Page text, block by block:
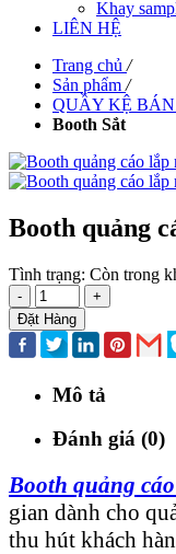
Khay
LIÊN HỆ
Trang chủ /
Sản phẩm /
QUẦY KỆ
Booth Sắt
Booth quảng
Tình trạng: Còn trong
-
+
Đặt Hàng
Mô tả
Đánh giá (0)
Booth quảng
gian dành cho
thu hút khách